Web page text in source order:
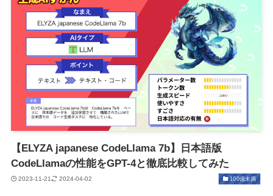
【ELYZA japanese CodeLlama 7b】日本語版
CodeLlamaの性能をGPT-4と徹底比較してみた
2023-11-21 2024-04-02 100億未満